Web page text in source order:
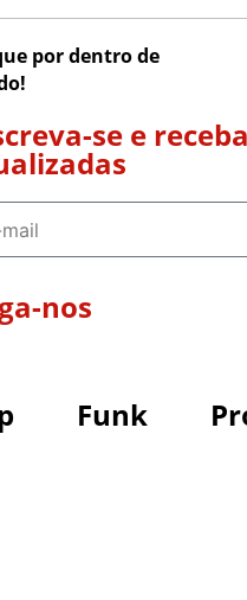
por dentro de
se e
nos
Funk